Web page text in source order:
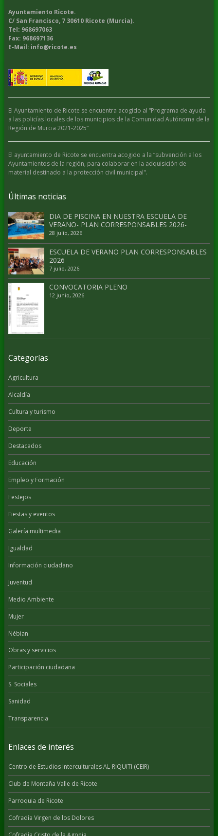
Ayuntamiento Ricote.
C/ San Francisco, 7 30610 Ricote (Murcia).
Tel: 968697063
Fax: 968697136
E-Mail: info@ricote.es
El Ayuntamiento de Ricote se encuentra acogido al “Programa de ayuda
a las policías locales de los municipios de la Comunidad Autónoma de la
Región de Murcia 2021-2025”
El ayuntamiento de Ricote se encuentra acogido a la “subvención a los
Ayuntamientos de la región, para colaborar en la adquisición de
material destinado a la protección civil municipal".
Últimas noticias
DIA DE PISCINA EN NUESTRA ESCUELA DE
VERANO- PLAN CORRESPONSABLES 2026-
28 julio, 2026
ESCUELA DE VERANO PLAN CORRESPONSABLES
2026
7 julio, 2026
CONVOCATORIA PLENO
12 junio, 2026
Categorías
Agricultura
Alcaldía
Cultura y turismo
Deporte
Destacados
Educación
Empleo y Formación
Festejos
Fiestas y eventos
Galería multimedia
Igualdad
Información ciudadano
Juventud
Medio Ambiente
Mujer
Nébian
Obras y servicios
Participación ciudadana
S. Sociales
Sanidad
Transparencia
Enlaces de interés
Centro de Estudios Interculturales AL-RIQUITI (CEIR)
Club de Montaña Valle de Ricote
Parroquia de Ricote
Cofradía Virgen de los Dolores